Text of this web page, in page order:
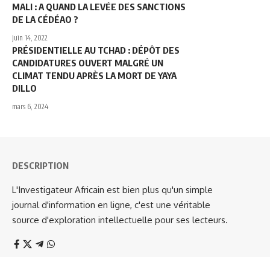
MALI : A QUAND LA LEVÉE DES SANCTIONS
DE LA CÉDÉAO ?
juin 14, 2022
PRÉSIDENTIELLE AU TCHAD : DÉPÔT DES
CANDIDATURES OUVERT MALGRÉ UN
CLIMAT TENDU APRÈS LA MORT DE YAYA
DILLO
mars 6, 2024
DESCRIPTION
L'Investigateur Africain est bien plus qu'un simple
journal d'information en ligne, c'est une véritable
source d'exploration intellectuelle pour ses lecteurs.